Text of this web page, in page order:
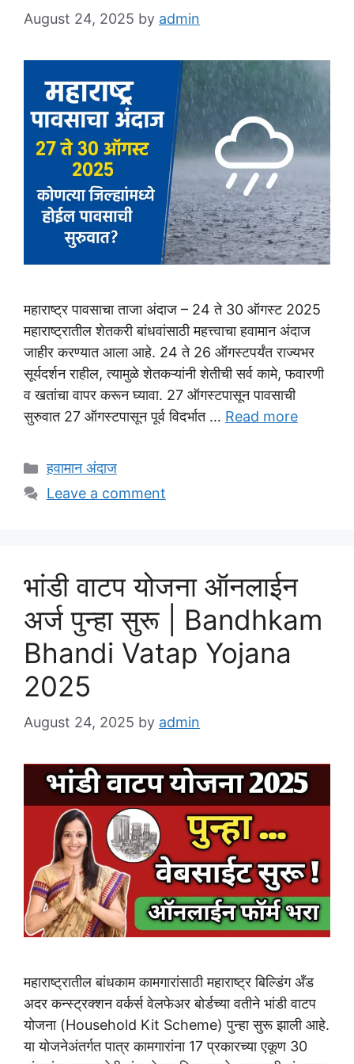
August 24, 2025 by admin
महाराष्ट्र पावसाचा ताजा अंदाज – 24 ते 30 ऑगस्ट 2025
महाराष्ट्रातील शेतकरी बांधवांसाठी महत्त्वाचा हवामान अंदाज
जाहीर करण्यात आला आहे. 24 ते 26 ऑगस्टपर्यंत राज्यभर
सूर्यदर्शन राहील, त्यामुळे शेतकऱ्यांनी शेतीची सर्व कामे, फवारणी
व खतांचा वापर करून घ्यावा. 27 ऑगस्टपासून पावसाची
सुरुवात 27 ऑगस्टपासून पूर्व विदर्भात … Read more
Categories
हवामान अंदाज
Leave a comment
भांडी वाटप योजना ऑनलाईन
अर्ज पुन्हा सुरू | Bandhkam
Bhandi Vatap Yojana
2025
August 24, 2025 by admin
महाराष्ट्रातील बांधकाम कामगारांसाठी महाराष्ट्र बिल्डिंग अँड
अदर कन्स्ट्रक्शन वर्कर्स वेलफेअर बोर्डच्या वतीने भांडी वाटप
योजना (Household Kit Scheme) पुन्हा सुरू झाली आहे.
या योजनेअंतर्गत पात्र कामगारांना 17 प्रकारच्या एकूण 30